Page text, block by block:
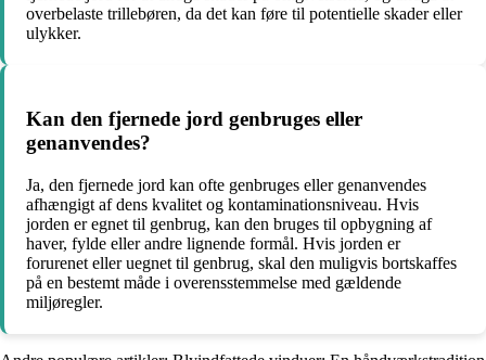
overbelaste trillebøren, da det kan føre til potentielle skader eller
ulykker.
Kan den fjernede jord genbruges eller
genanvendes?
Ja, den fjernede jord kan ofte genbruges eller genanvendes
afhængigt af dens kvalitet og kontaminationsniveau. Hvis
jorden er egnet til genbrug, kan den bruges til opbygning af
haver, fylde eller andre lignende formål. Hvis jorden er
forurenet eller uegnet til genbrug, skal den muligvis bortskaffes
på en bestemt måde i overensstemmelse med gældende
miljøregler.